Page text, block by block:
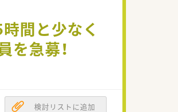
間と少なく
急募！
検討リストに追加